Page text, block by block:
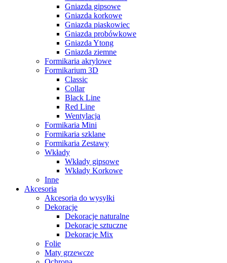
Gniazda gipsowe
Gniazda korkowe
Gniazda piaskowiec
Gniazda probówkowe
Gniazda Ytong
Gniazda ziemne
Formikaria akrylowe
Formikarium 3D
Classic
Collar
Black Line
Red Line
Wentylacja
Formikaria Mini
Formikaria szklane
Formikaria Zestawy
Wkłady
Wkłady gipsowe
Wkłady Korkowe
Inne
Akcesoria
Akcesoria do wysyłki
Dekoracje
Dekoracje naturalne
Dekoracje sztuczne
Dekoracje Mix
Folie
Maty grzewcze